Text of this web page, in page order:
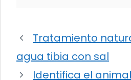
Tratamiento
agua tibia con sal
Identifica el